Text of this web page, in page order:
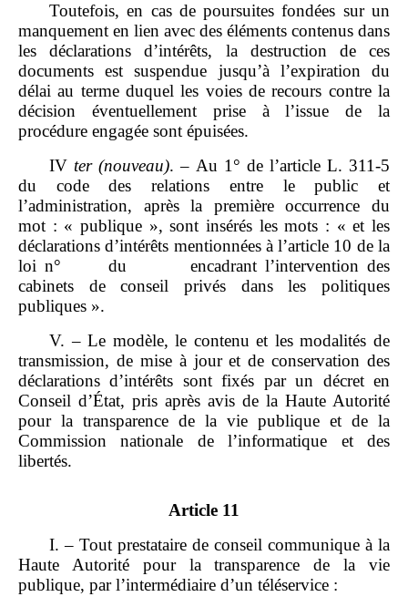
Toutefois, en cas de poursuites fondées sur un
manquement en lien avec des éléments contenus dans
les déclarations d’intérêts, la destruction de ces
documents est suspendue jusqu’à l’expiration du
délai au terme duquel les voies de recours contre la
décision éventuellement prise à l’issue de la
procédure engagée sont épuisées.
IV ter (nouveau). – Au 1° de l’article L. 311‑5
du code des relations entre le public et
l’administration, après la première occurrence du
mot : « publique », sont insérés les mots : « et les
déclarations d’intérêts mentionnées à l’article 10 de la
loi n° du encadrant l’intervention des
cabinets de conseil privés dans les politiques
publiques ».
V. – Le modèle, le contenu et les modalités de
transmission, de mise à jour et de conservation des
déclarations d’intérêts sont fixés par un décret en
Conseil d’État, pris après avis de la Haute Autorité
pour la transparence de la vie publique et de la
Commission nationale de l’informatique et des
libertés.
Article 11
I. – Tout prestataire de conseil communique à la
Haute Autorité pour la transparence de la vie
publique, par l’intermédiaire d’un téléservice :